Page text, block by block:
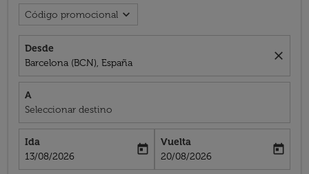
Código promocional expand_more
Desde
Barcelona (BCN), España
close
A
Seleccionar destino
Ida
fc-booking-departure-date-aria-label
13/08/2026
today
Vuelta
fc-booking-return-date-aria-label
20/08/2026
today